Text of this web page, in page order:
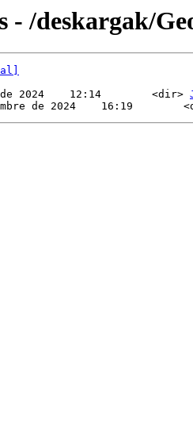
- /deskargak/
2024    12:14        <dir>
de 2024    16:19